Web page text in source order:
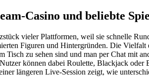
Casino und beliebte
vieler Plattformen, weil sie schnelle
Figuren und Hintergründen. Die Vielfalt
Tisch zu sehen sind und man per Chat mit
können dabei Roulette, Blackjack
längeren Live-Session zeigt, wie